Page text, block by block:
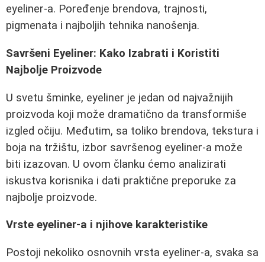
eyeliner-a. Poređenje brendova, trajnosti,
pigmenata i najboljih tehnika nanošenja.
Savršeni Eyeliner: Kako Izabrati i Koristiti
Najbolje Proizvode
U svetu šminke, eyeliner je jedan od najvažnijih
proizvoda koji može dramatično da transformiše
izgled očiju. Međutim, sa toliko brendova, tekstura i
boja na tržištu, izbor savršenog eyeliner-a može
biti izazovan. U ovom članku ćemo analizirati
iskustva korisnika i dati praktične preporuke za
najbolje proizvode.
Vrste eyeliner-a i njihove karakteristike
Postoji nekoliko osnovnih vrsta eyeliner-a, svaka sa